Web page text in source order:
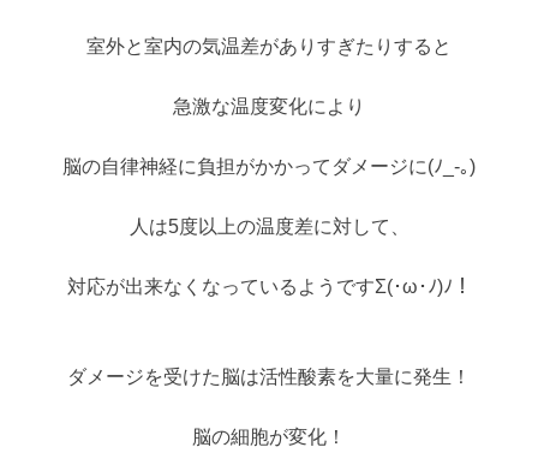
室外と室内の気温差がありすぎたりすると
急激な温度変化により
脳の自律神経に負担がかかってダメージに(ﾉ_-｡)
人は5度以上の温度差に対して、
対応が出来なくなっているようですΣ(･ω･ﾉ)ﾉ！
ダメージを受けた脳は活性酸素を大量に発生！
脳の細胞が変化！